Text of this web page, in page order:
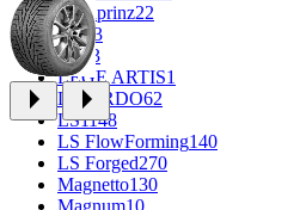
Kronprinz22
KT23
LE13
LEGE ARTIS1
LIZARDO62
LS1148
LS FlowForming140
LS Forged270
Magnetto130
Magnum10